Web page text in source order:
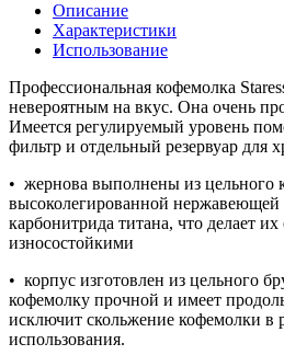
Описание
Характеристики
Использование
Профессиональная кофемолка
невероятным на вкус. Она очень
Имеется регулируемый уровень
фильтр и отдельный резервуар для
• жернова выполнены из цельного
высоколегированной нержавеющей
карбонитрида титана, что делает
износостойкими
• корпус изготовлен из цельного
кофемолку прочной и имеет
исключит скольжение кофемолки в
использования.